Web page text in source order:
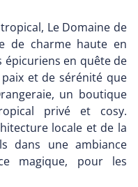
Le Domaine de
de charme haute en
en quête de
et de sérénité que
un boutique
privé et cosy.
locale et de la
dans une ambiance
magique, pour les